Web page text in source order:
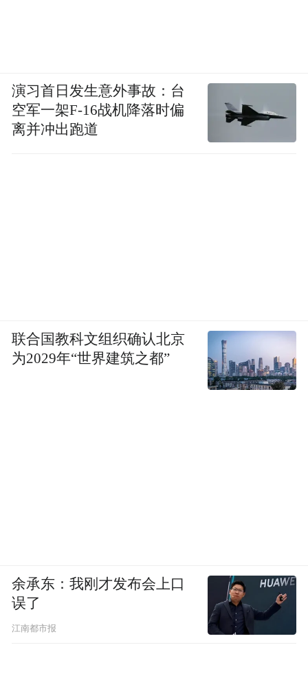
演习首日发生意外事故：台
空军一架F-16战机降落时偏
离并冲出跑道
联合国教科文组织确认北京
为2029年“世界建筑之都”
余承东：我刚才发布会上口
误了
江南都市报